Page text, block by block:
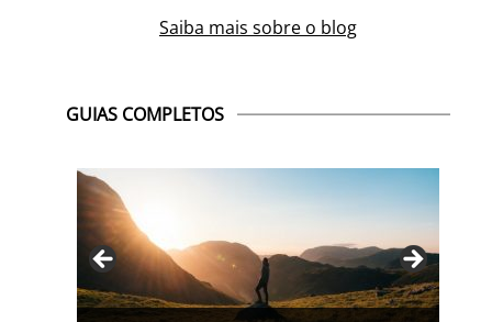
Saiba mais sobre o blog
GUIAS COMPLETOS